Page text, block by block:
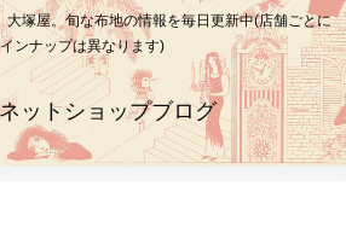
大塚屋。旬な布地の情報を毎日更新中(店舗ごとに
ンナップは異なります)
ットショップブログ